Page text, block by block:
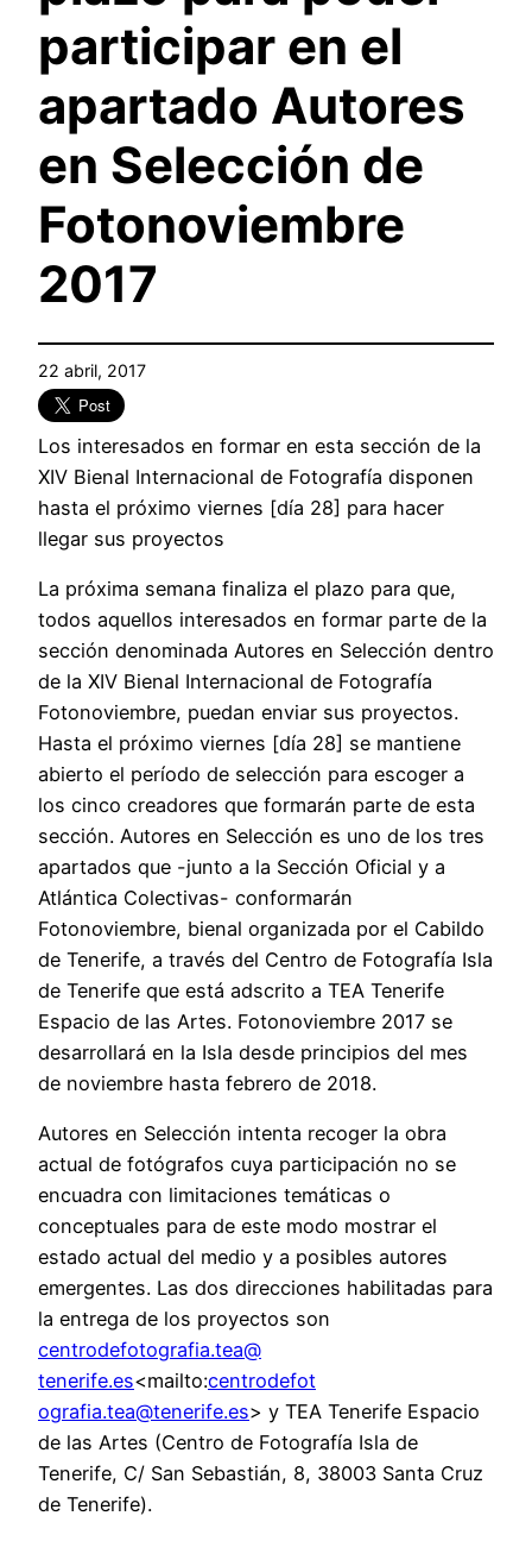
participar en el
apartado Autores
en Selección de
Fotonoviembre
2017
22 abril, 2017
Los interesados en formar en esta sección de la
XIV Bienal Internacional de Fotografía disponen
hasta el próximo viernes [día 28] para hacer
llegar sus proyectos
La próxima semana finaliza el plazo para que,
todos aquellos interesados en formar parte de la
sección denominada Autores en Selección dentro
de la XIV Bienal Internacional de Fotografía
Fotonoviembre, puedan enviar sus proyectos.
Hasta el próximo viernes [día 28] se mantiene
abierto el período de selección para escoger a
los cinco creadores que formarán parte de esta
sección. Autores en Selección es uno de los tres
apartados que -junto a la Sección Oficial y a
Atlántica Colectivas- conformarán
Fotonoviembre, bienal organizada por el Cabildo
de Tenerife, a través del Centro de Fotografía Isla
de Tenerife que está adscrito a TEA Tenerife
Espacio de las Artes. Fotonoviembre 2017 se
desarrollará en la Isla desde principios del mes
de noviembre hasta febrero de 2018.
Autores en Selección intenta recoger la obra
actual de fotógrafos cuya participación no se
encuadra con limitaciones temáticas o
conceptuales para de este modo mostrar el
estado actual del medio y a posibles autores
emergentes. Las dos direcciones habilitadas para
la entrega de los proyectos son
centrodefotografia.tea@
tenerife.es<mailto:centrodefot
ografia.tea@tenerife.es> y TEA Tenerife Espacio
de las Artes (Centro de Fotografía Isla de
Tenerife, C/ San Sebastián, 8, 38003 Santa Cruz
de Tenerife).